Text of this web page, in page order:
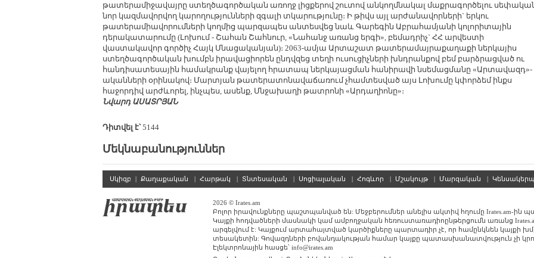
թատերամիջավայրը ստեղծագործական առողջ լիցքերով շուտով անկողմնակալ մաքրագործելու
նոր կազմավորվող կարողությունների զգալի տկարությունը։ Ի թիվս այլ արժանավորների` երկու
թատերամիավորումների կողմից պարզապես անտեսվեց նաև Գարեգին Աբրահամյանի կոլորիտային
դերակատարումը (Լոխում - Շահան Շահնուր, «Նահանջ առանց երգի», բեմադրիչ` ՀՀ արվեստի
վաստակավոր գործիչ Հայկ Մնացականյան)։ 2063-ամյա Արտաշատ թատերամայրաքաղաքի ներկայիս
ստեղծագործական խումբն իրավացիորեն ընդվզեց տեղի ուսուցիչների խնդրանքով բեմ բարձրացված ու
հանդիսատեսային համակրանք վայելող հրատապ ներկայացման հանիրավի նսեմացմանը «Արտավազդ»-
ականների օրինակով։ Մարտյան թատերատոնավաճառում չհամտեսված այս Լոխումը կփորձեմ ինքս
հաջորդիվ արժևորել, ինչպես, ասենք, Մնջախաղի թատրոնի «Արդաղիոնը»։
Նվարդ ԱՍԱՏՐՅԱՆ
Դիտվել է՝5144
Մեկնաբանություններ
Սկիզբ | Քաղաքական | Հարթակ | Տնտեսական | Սոցիալական | Հոգևոր | Մշակույթ | Մարզական | Կենսակերպ
2026 © Irates.am
Բոլոր իրավունքները պաշտպանված են: Մեջբերումներ անելիս ակտիվ հղումը Irates.am-ին
Կայքի հոդվածների մասնակի կամ ամբողջական հեռուստառադիոընթերցումն առանց
արգելվում է: Կայքում արտահայտված կարծիքները պարտադիր չէ, որ համընկնեն կայքի
տեսակետին: Գովազդների բովանդակության համար կայքը պատասխանատվություն չի
Էլեկտրոնային հասցե՝ info@irates.am